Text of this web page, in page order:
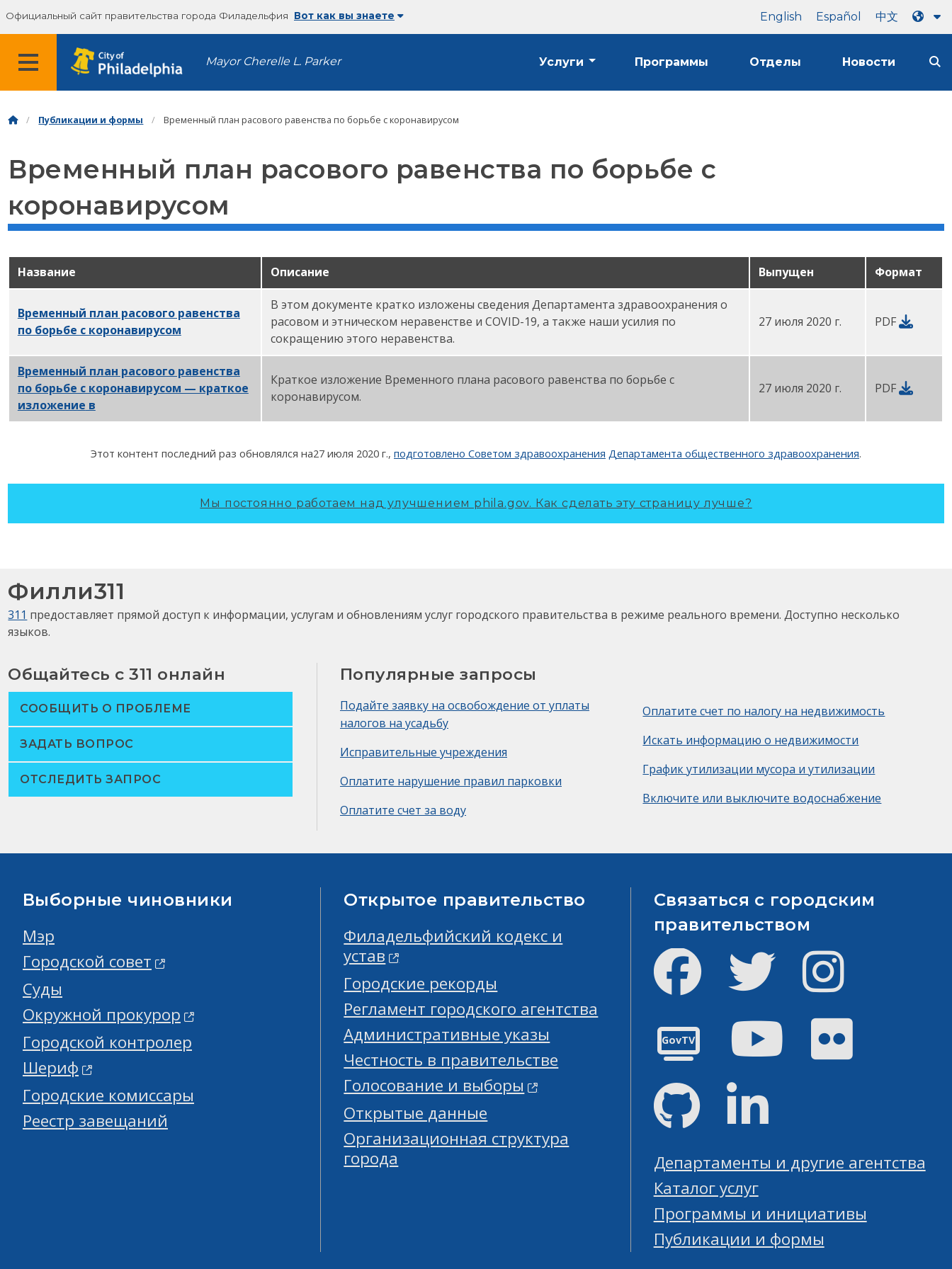
Официальный сайт правительства города Филадельфия Вот как вы знаете English Español 中文
Mayor Cherelle L. Parker Услуги Программы Отделы Новости
Публикации и формы Временный план расового равенства по борьбе с коронавирусом
Временный план расового равенства по борьбе с
коронавирусом
Название Описание Выпущен Формат
Временный план расового равенства
по борьбе с коронавирусом
В этом документе кратко изложены сведения Департамента здравоохранения о
расовом и этническом неравенстве и COVID-19, а также наши усилия по
сокращению этого неравенства.
27 июля 2020 г. PDF
Временный план расового равенства
по борьбе с коронавирусом — краткое
изложение в
Краткое изложение Временного плана расового равенства по борьбе с
коронавирусом.
27 июля 2020 г. PDF
Этот контент последний раз обновлялся на27 июля 2020 г., подготовлено Советом здравоохранения Департамента общественного здравоохранения.
Мы постоянно работаем над улучшением phila.gov. Как сделать эту страницу лучше?
Филли311
311 предоставляет прямой доступ к информации, услугам и обновлениям услуг городского правительства в режиме реального времени. Доступно несколько
языков.
Общайтесь с 311 онлайн
СООБЩИТЬ О ПРОБЛЕМЕ
ЗАДАТЬ ВОПРОС
ОТСЛЕДИТЬ ЗАПРОС
Популярные запросы
Подайте заявку на освобождение от уплаты
налогов на усадьбу
Исправительные учреждения
Оплатите нарушение правил парковки
Оплатите счет за воду
Оплатите счет по налогу на недвижимость
Искать информацию о недвижимости
График утилизации мусора и утилизации
Включите или выключите водоснабжение
Выборные чиновники
Мэр
Городской совет
Суды
Окружной прокурор
Городской контролер
Шериф
Городские комиссары
Реестр завещаний
Открытое правительство
Филадельфийский кодекс и
устав
Городские рекорды
Регламент городского агентства
Административные указы
Честность в правительстве
Голосование и выборы
Открытые данные
Организационная структура
города
Связаться с городским
правительством
FacebookТвиттеринстаграм
GovTV
Youtube Flickr
GitHub
Департаменты и другие агентства
Каталог услуг
Программы и инициативы
Публикации и формы